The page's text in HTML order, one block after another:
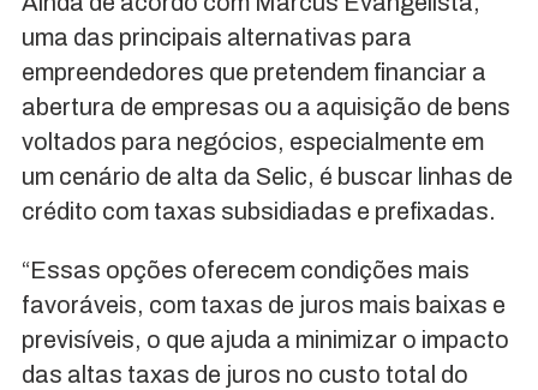
uma das principais alternativas para
empreendedores que pretendem financiar a
abertura de empresas ou a aquisição de bens
voltados para negócios, especialmente em
um cenário de alta da Selic, é buscar linhas de
crédito com taxas subsidiadas e prefixadas.
“Essas opções oferecem condições mais
favoráveis, com taxas de juros mais baixas e
previsíveis, o que ajuda a minimizar o impacto
das altas taxas de juros no custo total do